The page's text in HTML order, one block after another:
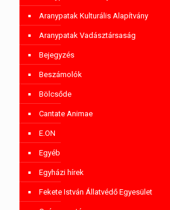
Aranypatak Kulturális Alapítvány
Aranypatak Vadásztársaság
Bejegyzés
Beszámolók
Bölcsőde
Cantate Animae
E.ON
Egyéb
Egyházi hírek
Fekete István Állatvédő Egyesület